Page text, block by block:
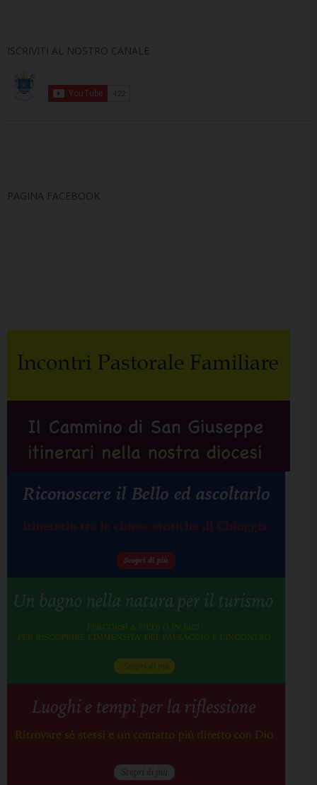
ISCRIVITI AL NOSTRO CANALE
PAGINA FACEBOOK